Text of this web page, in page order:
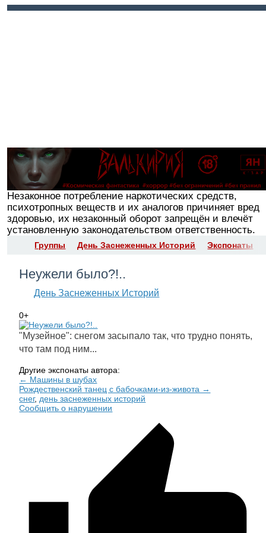
Незаконное потребление наркотических средств,
психотропных веществ и их аналогов причиняет вред
здоровью, их незаконный оборот запрещён и влечёт
установленную законодательством ответственность.
Группы День Заснеженных Историй Экспонаты
Неужели было?!..
День Заснеженных Историй
0+
"Музейное": снегом засыпало так, что трудно понять,
что там под ним...
Другие экспонаты автора:
← Машины в шубах
Рождественский танец с бабочками-из-живота →
снег,день заснеженных историй
Сообщить о нарушении